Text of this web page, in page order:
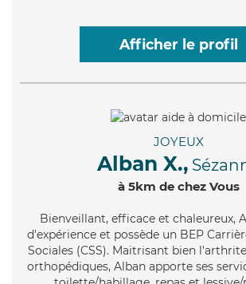
Afficher le profil
JOYEUX
Alban X.,
à 5km de chez Vous
Bienveillant, efficace et chaleureux,
d'expérience et possède un BEP
Sociales (CSS). Maitrisant bien
orthopédiques, Alban apporte ses